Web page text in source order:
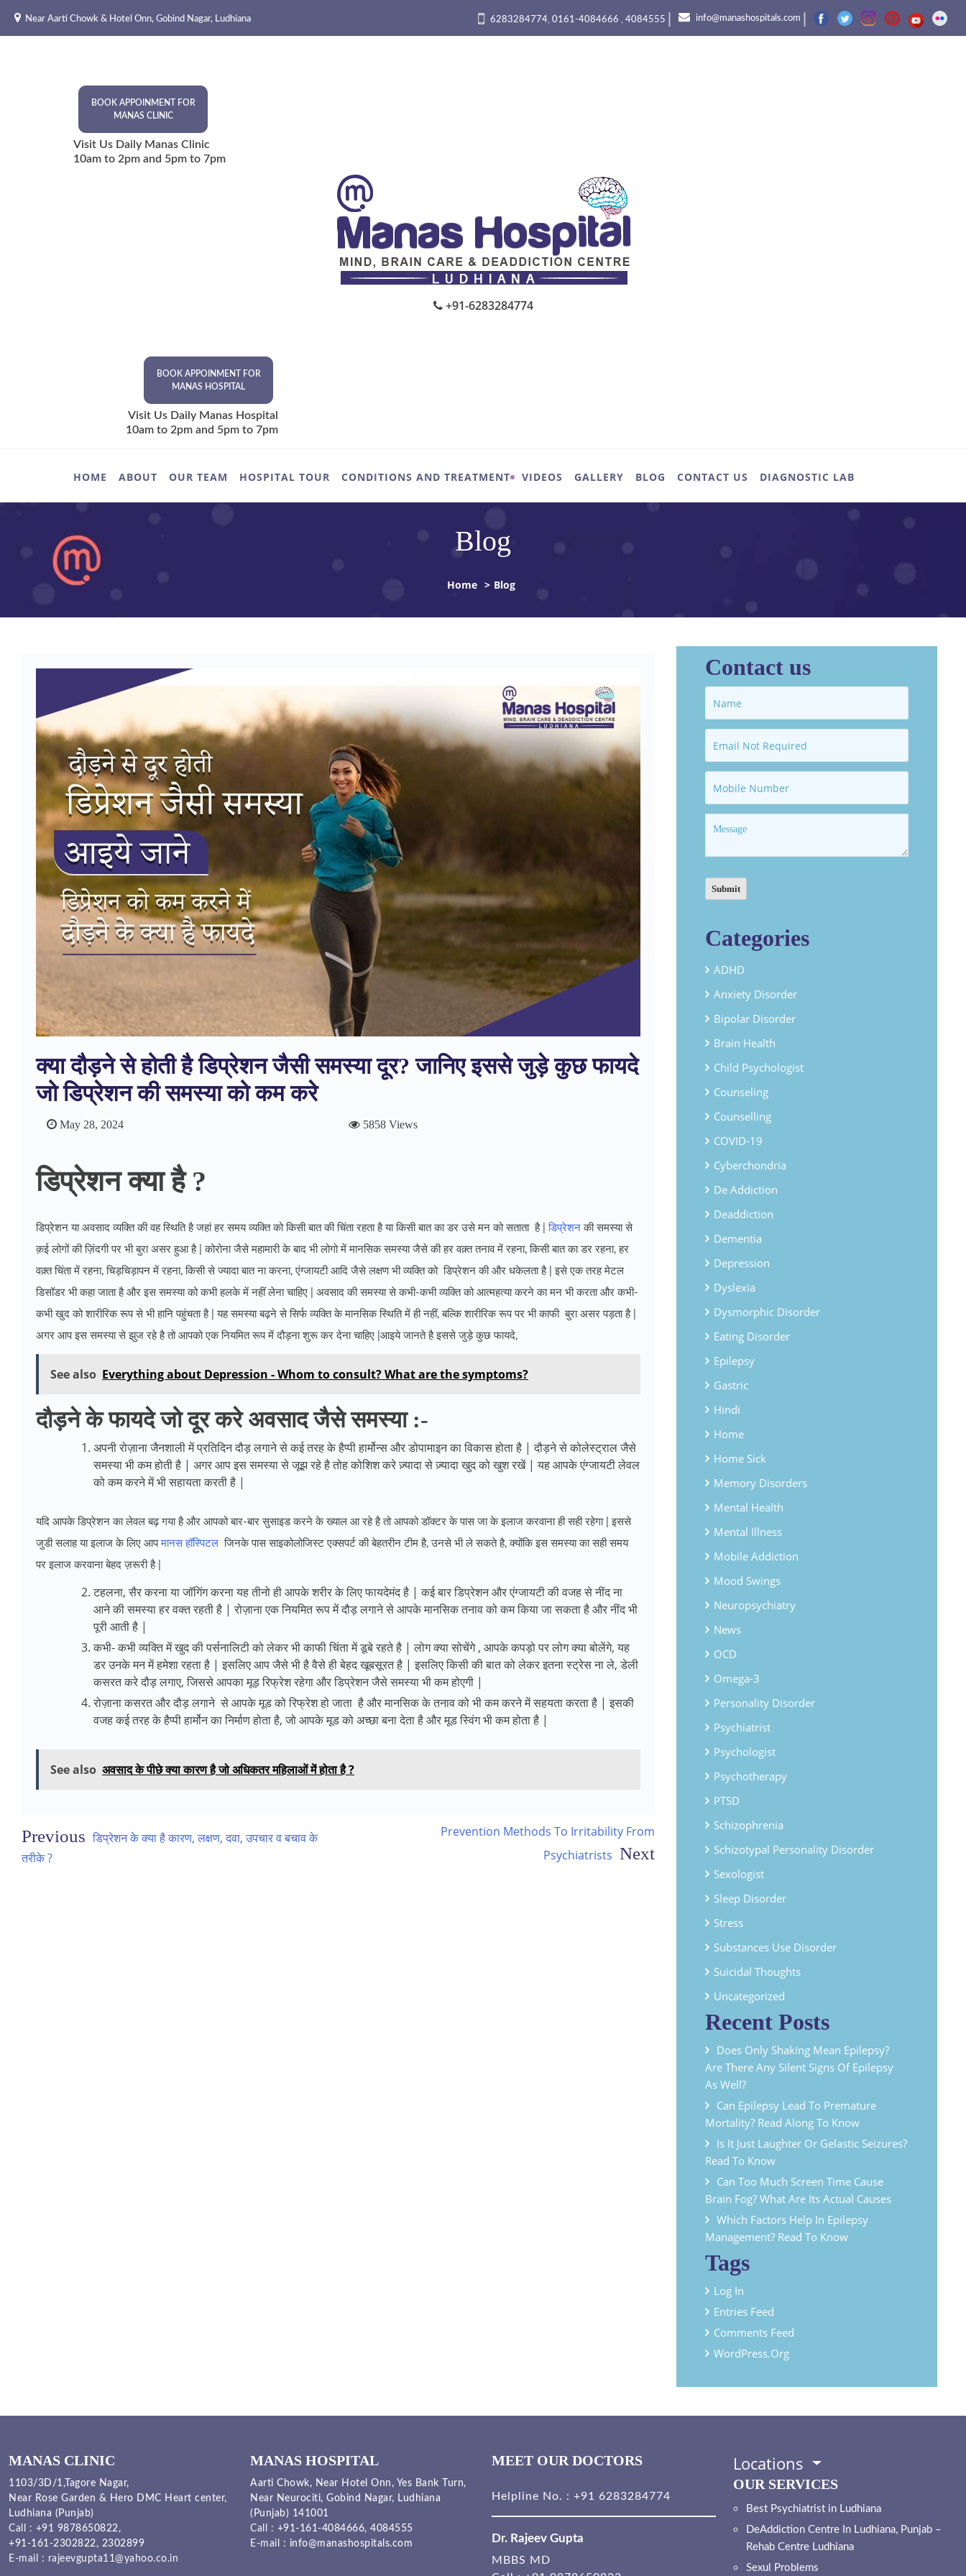
Near Aarti Chowk & Hotel Onn, Gobind Nagar, Ludhiana 6283284774, 0161-4084666 , 4084555 | info@manashospitals.com |
BOOK APPOINMENT FOR
MANAS CLINIC
Visit Us Daily Manas Clinic
10am to 2pm and 5pm to 7pm
+91-6283284774
BOOK APPOINMENT FOR
MANAS HOSPITAL
Visit Us Daily Manas Hospital
10am to 2pm and 5pm to 7pm
HOME ABOUT OUR TEAM HOSPITAL TOUR CONDITIONS AND TREATMENT VIDEOS GALLERY BLOG CONTACT US DIAGNOSTIC LAB
Blog
Home > Blog
क्या दौड़ने से होती है डिप्रेशन जैसी समस्या दूर? जानिए इससे जुड़े कुछ फायदे
जो डिप्रेशन की समस्या को कम करे
May 28, 2024 5858 Views
डिप्रेशन क्या है ?
डिप्रेशन या अवसाद व्यक्ति की वह स्थिति है जहां हर समय व्यक्ति को किसी बात की चिंता रहता है या किसी बात का डर उसे मन को सताता है |डिप्रेशन की समस्या से
क़ई लोगों की ज़िंदगी पर भी बुरा असर हुआ है | कोरोना जैसे महामारी के बाद भी लोगो में मानसिक समस्या जैसे की हर वक़्त तनाव में रहना, किसी बात का डर रहना, हर
वक़्त चिंता में रहना, चिड़चिड़ापन में रहना, किसी से ज्यादा बात ना करना, एंग्जायटी आदि जैसे लक्षण भी व्यक्ति को डिप्रेशन की और धकेलता है | इसे एक तरह मेटल
डिसॉडर भी कहा जाता है और इस समस्या को कभी हलके में नहीं लेना चाहिए | अवसाद की समस्या से कभी-कभी व्यक्ति को आत्महत्या करने का मन भी करता और कभी-
कभी खुद को शारीरिक रूप से भी हानि पहुंचता है | यह समस्या बढ़ने से सिर्फ व्यक्ति के मानसिक स्थिति में ही नहीं, बल्कि शारीरिक रूप पर भी काफी बुरा असर पड़ता है |
अगर आप इस समस्या से झुज रहे है तो आपको एक नियमित रूप में दौड़ना शुरू कर देना चाहिए |आइये जानते है इससे जुड़े कुछ फायदे,
See also Everything about Depression - Whom to consult? What are the symptoms?
दौड़ने के फायदे जो दूर करे अवसाद जैसे समस्या :-
अपनी रोज़ाना जैनशाली में प्रतिदिन दौड़ लगाने से कई तरह के हैप्पी हार्मोन्स और डोपामाइन का विकास होता है | दौड़ने से कोलेस्ट्राल जैसे
समस्या भी कम होती है | अगर आप इस समस्या से जूझ रहे है तोह कोशिश करे ज़्यादा से ज़्यादा खुद को खुश रखें | यह आपके एंग्जायटी लेवल
को कम करने में भी सहायता करती है |
यदि आपके डिप्रेशन का लेवल बढ़ गया है और आपको बार-बार सुसाइड करने के ख्याल आ रहे है तो आपको डॉक्टर के पास जा के इलाज करवाना ही सही रहेगा | इससे
जुडी सलाह या इलाज के लिए आपमानस हॉस्पिटल जिनके पास साइकोलोजिस्ट एक्सपर्ट की बेहतरीन टीम है, उनसे भी ले सकते है, क्योंकि इस समस्या का सही समय
पर इलाज करवाना बेहद ज़रूरी है |
टहलना, सैर करना या जॉगिंग करना यह तीनो ही आपके शरीर के लिए फायदेमंद है | कई बार डिप्रेशन और एंग्जायटी की वजह से नींद ना
आने की समस्या हर वक्त रहती है | रोज़ाना एक नियमित रूप में दौड़ लगाने से आपके मानसिक तनाव को कम किया जा सकता है और नींद भी
पूरी आती है |
कभी- कभी व्यक्ति में खुद की पर्सनालिटी को लेकर भी काफी चिंता में डूबे रहते है | लोग क्या सोचेंगे , आपके कपड़ो पर लोग क्या बोलेंगे, यह
डर उनके मन में हमेशा रहता है | इसलिए आप जैसे भी है वैसे ही बेहद खूबसूरत है | इसलिए किसी की बात को लेकर इतना स्ट्रेस ना ले, डेली
कसरत करे दौड़ लगाए, जिससे आपका मूड़ रिफ्रेश रहेगा और डिप्रेशन जैसे समस्या भी कम होएगी |
रोज़ाना कसरत और दौड़ लगाने से आपके मूड को रिफ्रेश हो जाता है और मानसिक के तनाव को भी कम करने में सहयता करता है | इसकी
वजह कई तरह के हैप्पी हार्मोन का निर्माण होता है, जो आपके मूड को अच्छा बना देता है और मूड स्विंग भी कम होता है |
See also अवसाद के पीछे क्या कारण है जो अधिकतर महिलाओं में होता है ?
Post
navigation
डिप्रेशन के क्या है कारण, लक्षण, दवा, उपचार व बचाव के
तरीके ?
Prevention Methods To Irritability From
Psychiatrists
Contact us
Categories
ADHD
Anxiety Disorder
Bipolar Disorder
Brain Health
Child Psychologist
Counseling
Counselling
COVID-19
Cyberchondria
De Addiction
Deaddiction
Dementia
Depression
Dyslexia
Dysmorphic Disorder
Eating Disorder
Epilepsy
Gastric
Hindi
Home
Home Sick
Memory Disorders
Mental Health
Mental Illness
Mobile Addiction
Mood Swings
Neuropsychiatry
News
OCD
Omega-3
Personality Disorder
Psychiatrist
Psychologist
Psychotherapy
PTSD
Schizophrenia
Schizotypal Personality Disorder
Sexologist
Sleep Disorder
Stress
Substances Use Disorder
Suicidal Thoughts
Uncategorized
Recent Posts
Does Only Shaking Mean Epilepsy?
Are There Any Silent Signs Of Epilepsy
As Well?
Can Epilepsy Lead To Premature
Mortality? Read Along To Know
Is It Just Laughter Or Gelastic Seizures?
Read To Know
Can Too Much Screen Time Cause
Brain Fog? What Are Its Actual Causes
Which Factors Help In Epilepsy
Management? Read To Know
Tags
Log In
Entries Feed
Comments Feed
WordPress.org
MANAS CLINIC
1103/3D/1,Tagore Nagar,
Near Rose Garden & Hero DMC Heart center,
Ludhiana (Punjab)
Call : +91 9878650822,
+91-161-2302822, 2302899
E-mail : rajeevgupta11@yahoo.co.in
MANAS HOSPITAL
Aarti Chowk, Near Hotel Onn, Yes Bank Turn,
Near Neurociti, Gobind Nagar, Ludhiana
(Punjab) 141001
Call : +91-161-4084666, 4084555
E-mail : info@manashospitals.com
MEET OUR DOCTORS
Helpline No. : +91 6283284774
Dr. Rajeev Gupta
MBBS MD
Locations
OUR SERVICES
Best Psychiatrist in Ludhiana
DeAddiction Centre In Ludhiana, Punjab –
Rehab Centre Ludhiana
Sexul Problems